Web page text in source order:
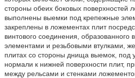
стороны обеих боковых поверхностей
выполнены выемки под крепежные
закреплены в ложементах плит
винтового соединения,
элементами и резьбовыми втулками,
плитах со стороны днища выемок, под
нормали к нижней поверхности плит,
между рельсами и стенками